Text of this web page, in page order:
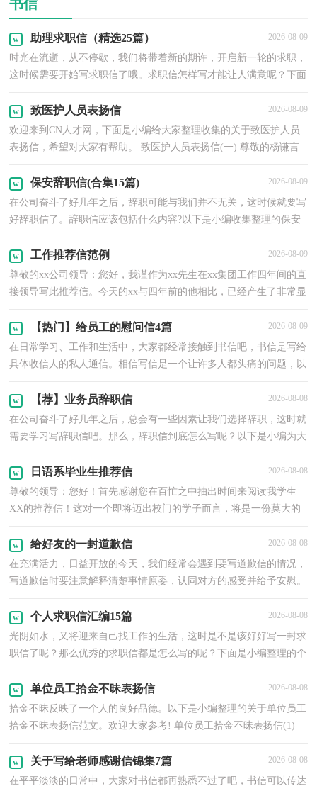
书信
助理求职信（精选25篇） 2026-08-09
时光在流逝，从不停歇，我们将带着新的期许，开启新一轮的求职，
这时候需要开始写求职信了哦。求职信怎样写才能让人满意呢？下面
职信 篇1尊敬的校领
致医护人员表扬信 2026-08-09
欢迎来到CN人才网，下面是小编给大家整理收集的关于致医护人员
表扬信，希望对大家有帮助。 致医护人员表扬信(一) 尊敬的杨谦言
病，合并尿道、
保安辞职信(合集15篇) 2026-08-09
在公司奋斗了好几年之后，辞职可能与我们并不无关，这时候就要写
好辞职信了。辞职信应该包括什么内容?以下是小编收集整理的保安
您好！像我这样的小人
工作推荐信范例 2026-08-09
尊敬的xx公司领导：您好，我谨作为xx先生在xx集团工作四年间的直
接领导写此推荐信。今天的xx与四年前的他相比，已经产生了非常显
讲，这些变化亦
【热门】给员工的慰问信4篇 2026-08-09
在日常学习、工作和生活中，大家都经常接触到书信吧，书信是写给
具体收信人的私人通信。相信写信是一个让许多人都头痛的问题，以
给员工的慰问信 篇1
【荐】业务员辞职信 2026-08-08
在公司奋斗了好几年之后，总会有一些因素让我们选择辞职，这时就
需要学习写辞职信吧。那么，辞职信到底怎么写呢？以下是小编为大
的领导：您好！本人自
日语系毕业生推荐信 2026-08-08
尊敬的领导：您好！首先感谢您在百忙之中抽出时间来阅读我学生
XX的推荐信！这对一个即将迈出校门的学子而言，将是一份莫大的
四年的积累，拥有了作
给好友的一封道歉信 2026-08-08
在充满活力，日益开放的今天，我们经常会遇到要写道歉信的情况，
写道歉信时要注意解释清楚事情原委，认同对方的感受并给予安慰。
歉信，欢迎大家借鉴与
个人求职信汇编15篇 2026-08-08
光阴如水，又将迎来自己找工作的生活，这时是不是该好好写一封求
职信了呢？那么优秀的求职信都是怎么写的呢？下面是小编整理的个
职信1尊敬的领导：您
单位员工拾金不昧表扬信 2026-08-08
拾金不昧反映了一个人的良好品德。以下是小编整理的关于单位员工
拾金不昧表扬信范文。欢迎大家参考! 单位员工拾金不昧表扬信(1)
多人打小起就
关于写给老师感谢信锦集7篇 2026-08-08
在平平淡淡的日常中，大家对书信都再熟悉不过了吧，书信可以传达